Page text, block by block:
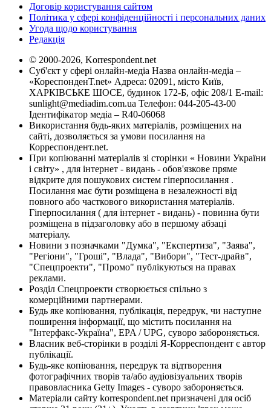
Договір користування сайтом
Політика у сфері конфіденційності і персональних даних
Угода щодо користування
Редакція
© 2000-2026, Korrespondent.net
Суб'єкт у сфері онлайн-медіа Назва онлайн-медіа –
«КореспонденТ.net» Адреса: 02091, місто Київ,
ХАРКІВСЬКЕ ШОСЕ, будинок 172-Б, офіс 208/1 E-mail:
sunlight@mediadim.com.ua Телефон: 044-205-43-00
Ідентифікатор медіа – R40-06068
Використання будь-яких матеріалів, розміщених на
сайті, дозволяється за умови посилання на
Корреспондент.net.
При копіюванні матеріалів зі сторінки « Новини України
і світу» , для інтернет - видань - обов'язкове пряме
відкрите для пошукових систем гіперпосилання .
Посилання має бути розміщена в незалежності від
повного або часткового використання матеріалів.
Гіперпосилання ( для інтернет - видань) - повинна бути
розміщена в підзаголовку або в першому абзаці
матеріалу.
Новини з позначками "Думка", "Експертиза", "Заява",
"Регіони", "Гроші", "Влада", "Вибори", "Тест-драйв",
"Спецпроекти", "Промо" публікуються на правах
реклами.
Розділ Спецпроекти створюється спільно з
комерційними партнерами.
Будь яке копіювання, публікація, передрук, чи наступне
поширення інформації, що містить посилання на
"Інтерфакс-Україна", EPA / UPG, суворо забороняється.
Власник веб-сторінки в розділі Я-Корреспондент є автор
публікації.
Будь-яке копіювання, передрук та відтворення
фотографічних творів та/або аудіовізуальних творів
правовласника Getty Images - суворо забороняється.
Матеріали сайту korrespondent.net призначені для осіб